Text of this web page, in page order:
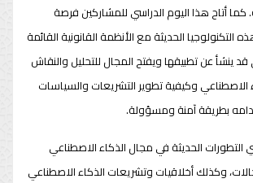
كما أتاح هذا اليوم الدراسي للمشاركين فرصة
الحديثة مع الأنظمة القانونية القائمة
ينشأ عن تطبيقها ويفتح المجال للتحليل والنقاش
وكيفية تطوير التشريعات والسياسات
بطريقة آمنة ومسؤولة.
التطورات الحديثة في مجال الذكاء الاصطناعي
وكذلك أخلاقيات وتشريعات الذكاء الاصطناعي